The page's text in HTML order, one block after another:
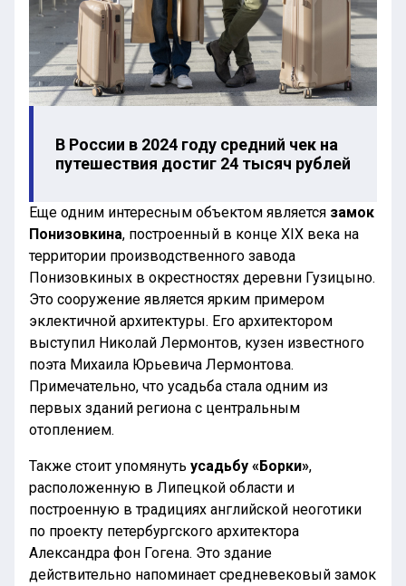
В России в 2024 году средний чек на
путешествия достиг 24 тысяч рублей
Еще одним интересным объектом является замок
Понизовкина, построенный в конце XIX века на
территории производственного завода
Понизовкиных в окрестностях деревни Гузицыно.
Это сооружение является ярким примером
эклектичной архитектуры. Его архитектором
выступил Николай Лермонтов, кузен известного
поэта Михаила Юрьевича Лермонтова.
Примечательно, что усадьба стала одним из
первых зданий региона с центральным
отоплением.
Также стоит упомянуть усадьбу «Борки»,
расположенную в Липецкой области и
построенную в традициях английской неоготики
по проекту петербургского архитектора
Александра фон Гогена. Это здание
действительно напоминает средневековый замок